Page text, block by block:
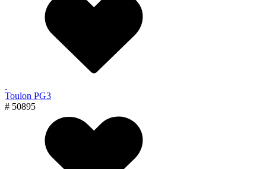
Toulon PG3
# 50895